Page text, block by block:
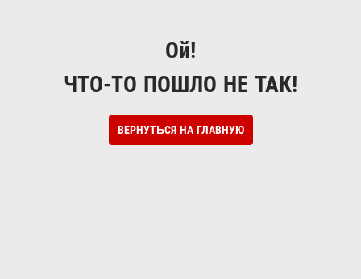
Ой!
ЧТО-ТО ПОШЛО НЕ ТАК!
ВЕРНУТЬСЯ НА ГЛАВНУЮ